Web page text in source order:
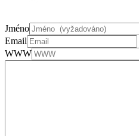
Jméno
Email
WWW